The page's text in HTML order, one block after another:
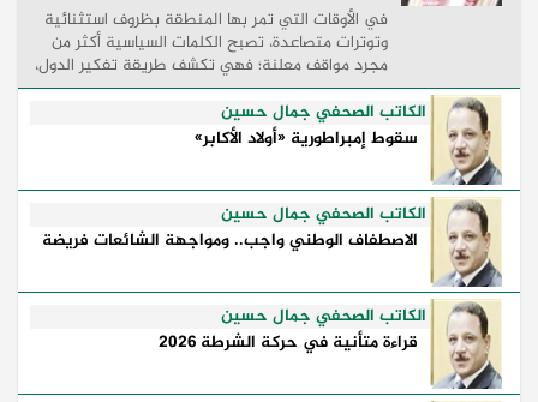
في الأوقات التي تمر بها المنطقة بظروف استثنائية
وتوترات متصاعدة، تصبح الكلمات السياسية أكثر من
مجرد مواقف معلنة؛ فهي تكشف طريقة تفكير الدول،
وكيفية إدارتها للأزمات، والحدود التي تفصل بين القوة
...
الكاتب الصحفي جمال حسين
سقوط إمبراطورية «أولاد الأكابر»
الكاتب الصحفي جمال حسين
الاصطفاف الوطني واجب.. ومواجهة الشائعات فريضة
الكاتب الصحفي جمال حسين
قراءة متأنية في حركة الشرطة 2026